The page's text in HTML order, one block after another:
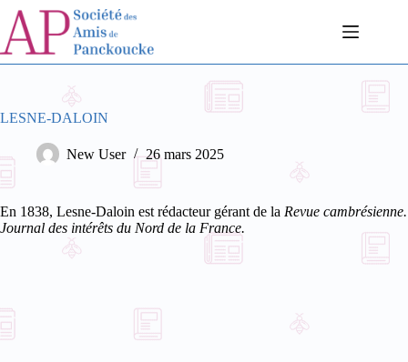
Passer
contenu
LESNE-DALOIN
New User 26 mars 2025
En 1838, Lesne-Daloin est rédacteur gérant de la Revue cambrésienne.
Journal des intérêts du Nord de la France.